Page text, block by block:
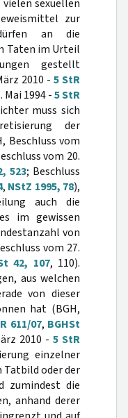
sexuellen
zur
an die
Taten im Urteil
gestellt
2010 - 5 StR
Mai 1994 -5 StR
muss sich
der
Beschluss vom
vom 20.
523; Beschluss
, NStZ 1995, 78),
auch die
im gewissen
von
vom 27.
42, 107, 110).
aus welchen
von dieser
hat (BGH,
611/07, BGHSt
2010 - 5 StR
einzelner
Tatbild oder der
zumindest die
anhand derer